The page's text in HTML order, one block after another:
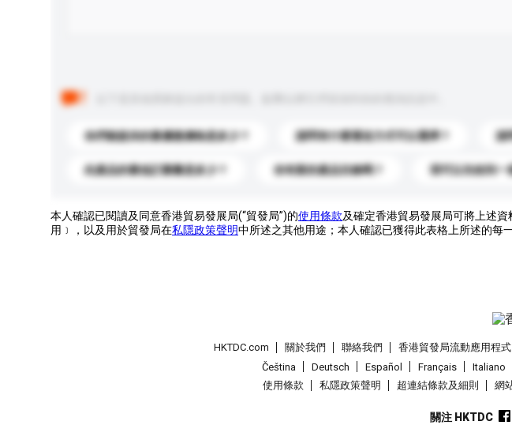
你們能提供的最優惠價格是多少？ 請問有什麼運送方式可以選擇？ 請
此產品的最低訂購量是多少？ 你有新的產品目錄嗎？ 我可以先收到一
本人確認已閱讀及同意香港貿易發展局(“貿發局”)的使用條款及確定香港貿易發展局可將上述
用﹞，以及用於貿發局在私隱政策聲明中所述之其他用途；本人確認已獲得此表格上所述的每
HKTDC.com 關於我們 聯絡我們 香港貿發局流動應用程式
Čeština
Deutsch Español Français Italiano
使用條款
私隱政策聲明 超連結條款及細則 網
關注 HKTDC